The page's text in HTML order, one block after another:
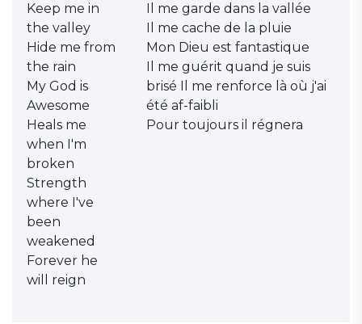
Keep me in
the valley
Hide me from
the rain
My God is
Awesome
Heals me
when I'm
broken
Strength
where I've
been
weakened
Forever he
will reign
Il me garde dans la vallée
Il me cache de la pluie
Mon Dieu est fantastique
Il me guérit quand je suis
brisé Il me renforce là où j'ai
été af-faibli
Pour toujours il régnera